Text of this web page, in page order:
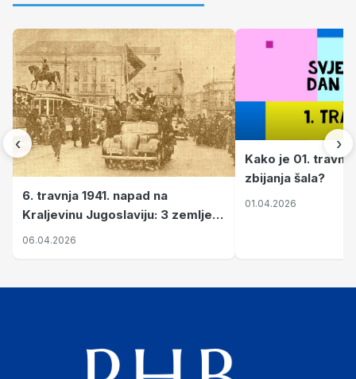
‹
6. travnja 1941. napad na
Kraljevinu Jugoslaviju: 3 zemlje
nastale njenim raspadom
06.04.2026
Kako je 01.
zbijanja šala?
01.04.2026
›